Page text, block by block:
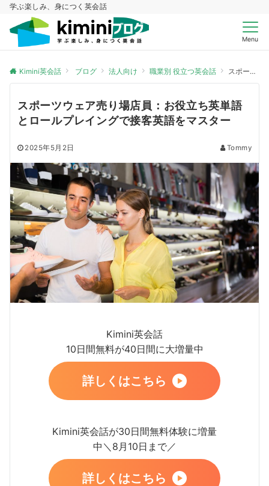
学ぶ楽しみ、身につく英会話
Menu
Kimini英会話 ブログ 法人向け 職業別 役立つ英会話 スポーツウェア売り場店員：お役立ち英単語とロールプレイングで接客英語をマスター
スポーツウェア売り場店員：お役立ち英単語
とロールプレイングで接客英語をマスター
2025年5月2日 Tommy
Kimini英会話
10日間無料が40日間に大増量中
詳しくはこちら
Kimini英会話が30日間無料体験に増量
中＼8月10日まで／
詳しくはこちら